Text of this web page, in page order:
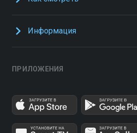
Информация
ПРИЛОЖЕНИЯ